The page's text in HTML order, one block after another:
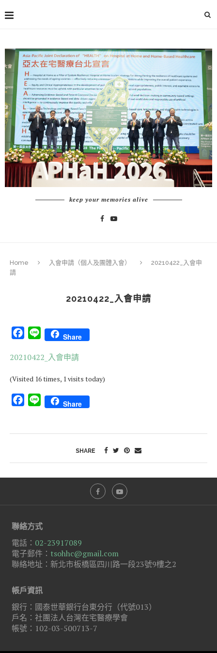
keep your memories alive
Home 入會申請（個人及團體入會）
20210422_入會申
請
20210422_入會申請
Facebook
Line Share
20210422_入會申請
(Visited 16 times, 1 visits today)
Facebook
Line Share
SHARE
聯絡方式
電話： 02-23917089
電子郵件： tsohhc@gmail.com
聯絡地址：新北市板橋區四川路一段23號9樓之2
帳戶資訊
銀行：國泰世華銀行台東分行（代號013）
戶名：社團法人台灣在宅醫療學會
帳號：102-03-500713-7